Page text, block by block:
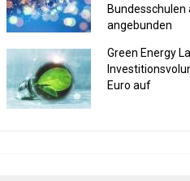
angebunden
Green Energy
Euro auf